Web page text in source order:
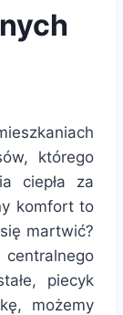
którego
ciepła za
komfort to
martwić?
piecyk
możemy